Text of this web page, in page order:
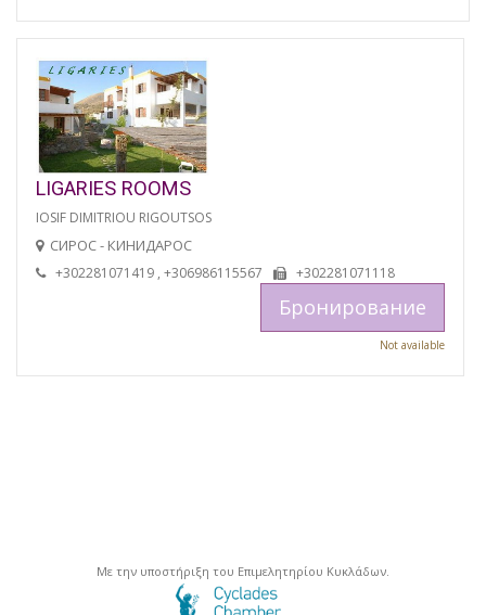
LIGARIES ROOMS
IOSIF DIMITRIOU RIGOUTSOS
СИРОС - КИНИДАРОС
+302281071419 , +306986115567 +302281071118
Бронирование
Not available
Με την υποστήριξη του Επιμελητηρίου Κυκλάδων.